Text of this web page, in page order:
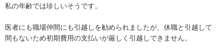
私の年齢では珍しいそうです。
医者にも職場仲間にも引越しを勧められましたが、休職と引越して
間もないため初期費用の支払いが厳しく引越しできません。